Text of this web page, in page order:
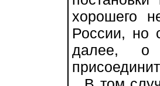
хорошего
России, но
далее, о